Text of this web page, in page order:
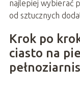
najlepiej wybierać
od sztucznych
Krok po
ciasto na